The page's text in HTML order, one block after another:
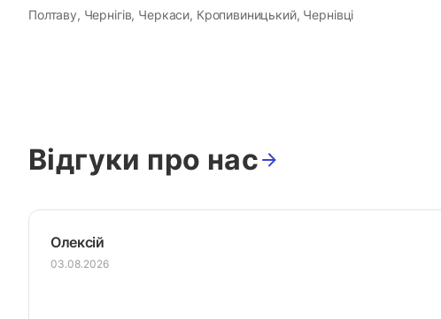
Полтаву, Чернігів, Черкаси, Кропивиницький, Чернівці
Відгуки про нас
Олексій
03.08.2026